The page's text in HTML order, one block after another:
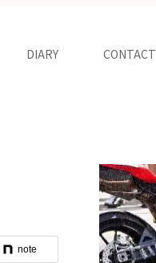
DIARY CONTACT
note